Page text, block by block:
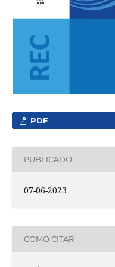
PDF
PUBLICADO
07-06-2023
COMO CITAR